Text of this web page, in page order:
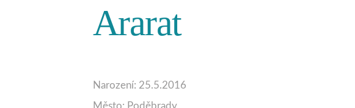
Ararat
Narození: 25.5.2016
Město: Poděbrady